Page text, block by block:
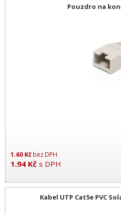
Pouzdro na
1.60 Kčbez DPH
1.94 Kč s DPH
Kabel UTP Cat5e PVC